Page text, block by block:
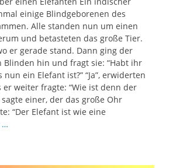
einige Blindgeborenen des
Alle standen nun um einen
und betasteten das große Tier.
er gerade stand. Dann ging der
Blinden hin und fragt sie: “Habt ihr
nun ein Elefant ist?” “Ja”, erwiderten
er weiter fragte: “Wie ist denn der
sagte einer, der das große Ohr
“Der Elefant ist wie eine
…